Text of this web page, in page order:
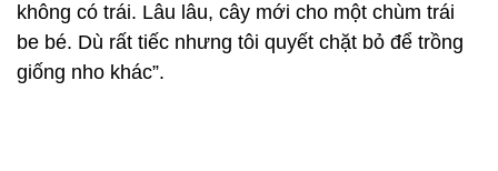
không có trái. Lâu lâu, cây mới cho một chùm trái
be bé. Dù rất tiếc nhưng tôi quyết chặt bỏ để trồng
giống nho khác”.